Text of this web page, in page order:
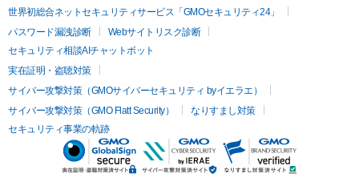
世界初総合ネットセキュリティサービス「GMOセキュリティ24」
パスワード漏洩診断
Webサイトリスク診断
セキュリティ相談AIチャットボット
実在証明・盗聴対策
サイバー攻撃対策（GMOサイバーセキュリティ byイエラエ）
サイバー攻撃対策（GMO Flatt Security）
なりすまし対策
セキュリティ事業の軌跡